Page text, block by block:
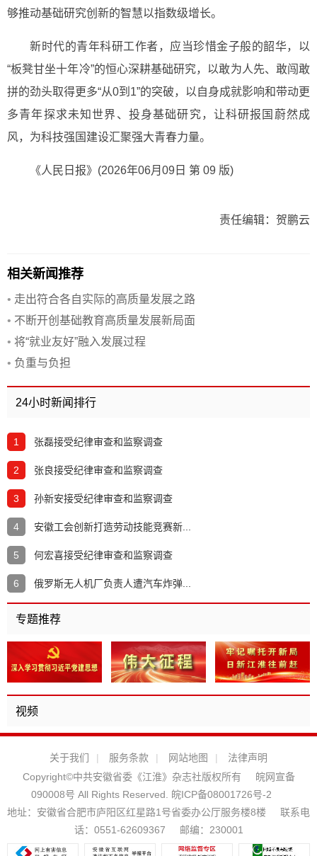
够推动基础研究创新的智慧以指数级增长。
新时代的青年科研工作者，应当珍惜金子般的韶华，以
“板凳甘坐十年冷”的恒心深耕基础研究，以敢为人先、敢闯敢
拼的劲头取得更多“从0到1”的突破，以自身成就影响和带动更
多青年探求未知世界、投身基础研究，让科研报国蔚然成
风，为科技强国建设汇聚强大青春力量。
《人民日报》(2026年06月09日 第 09 版)
责任编辑：贺鹏云
相关新闻推荐
• 走出符合各自实际的高质量发展之路
• 不断开创基础教育高质量发展新局面
• 将“就业友好”融入发展过程
• 负重与负担
24小时新闻排行
1 张磊接受纪律审查和监察调查
2 张良接受纪律审查和监察调查
3 孙新安接受纪律审查和监察调查
4 安徽工会创新打造劳动技能竞赛新...
5 何宏喜接受纪律审查和监察调查
6 俄罗斯无人机厂负责人遭汽车炸弹...
专题推荐
视频
关于我们 | 服务条款 | 网站地图 |
法律声明
Copyright©中共安徽省委《江淮》杂志社版权所有
皖网宣备
090008号 All Rights Reserved.
皖ICP备08001726号-2
地址：安徽省合肥市庐阳区红星路1号省委办公厅服务楼8楼
联系电
话：0551-62609367
邮编：230001